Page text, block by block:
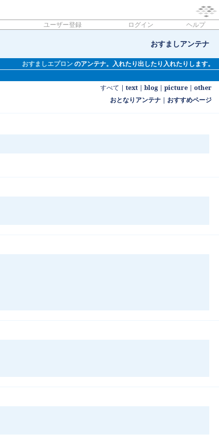
ユーザー登録 ログイン ヘルプ
おすましアンテナ
おすましエプロンのアンテナ。入れたり出したり入れたりします。
すべて | text | blog | picture | other
おとなりアンテナ | おすすめページ